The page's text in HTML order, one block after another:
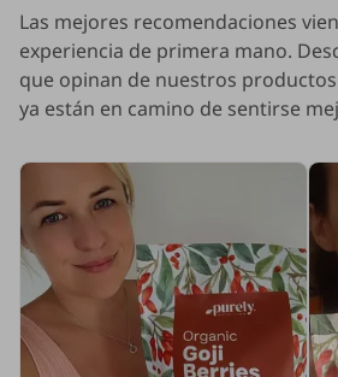
Las mejores recomendaciones
experiencia de primera mano.
que opinan de nuestros
ya están en camino de sentirse